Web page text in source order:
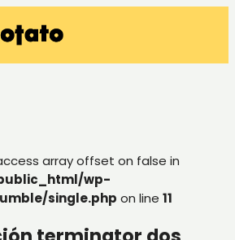
array offset on false in
wp-
single.php on line 11